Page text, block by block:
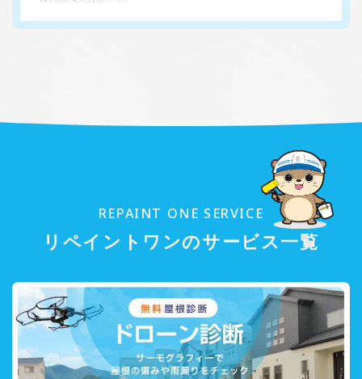
REPAINT ONE SERVICE
リペイントワンのサービス一覧